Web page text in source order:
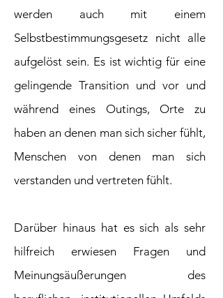
werden auch mit einem
Selbstbestimmungsgesetz nicht alle
aufgelöst sein. Es ist wichtig für eine
gelingende Transition und vor und
während eines Outings, Orte zu
haben an denen man sich sicher fühlt,
Menschen von denen man sich
verstanden und vertreten fühlt.
Darüber hinaus hat es sich als sehr
hilfreich erwiesen Fragen und
Meinungsäußerungen des